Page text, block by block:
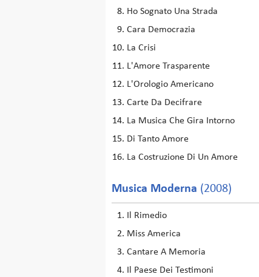
Ho Sognato Una Strada
Cara Democrazia
La Crisi
L'Amore Trasparente
L'Orologio Americano
Carte Da Decifrare
La Musica Che Gira Intorno
Di Tanto Amore
La Costruzione Di Un Amore
Musica Moderna (2008)
Il Rimedio
Miss America
Cantare A Memoria
Il Paese Dei Testimoni